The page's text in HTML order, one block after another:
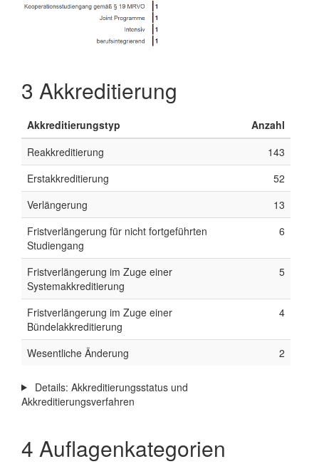
3 Akkreditierung
Akkreditierungstyp
Anzahl
Reakkreditierung
143
Erstakkreditierung
52
Verlängerung
13
Fristverlängerung für nicht fortgeführten
Studiengang
6
Fristverlängerung im Zuge einer
Systemakkreditierung
5
Fristverlängerung im Zuge einer
Bündelakkreditierung
4
Wesentliche Änderung 2
Details: Akkreditierungsstatus und
Akkreditierungsverfahren
4 Auflagenkategorien